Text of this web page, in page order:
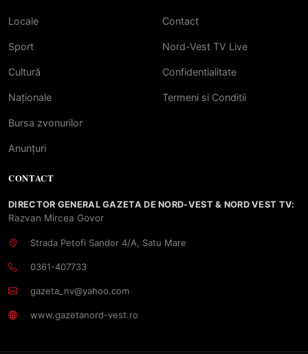
Locale
Sport
Cultură
Naționale
Bursa zvonurilor
Anunțuri
Contact
Nord-Vest TV Live
Confidentialitate
Termeni si Conditii
CONTACT
DIRECTOR GENERAL GAZETA DE NORD-VEST & NORD VEST TV:
Razvan Mircea Govor
Strada Petofi Sandor 4/A, Satu Mare
0361-407733
gazeta_nv@yahoo.com
www.gazetanord-vest.ro